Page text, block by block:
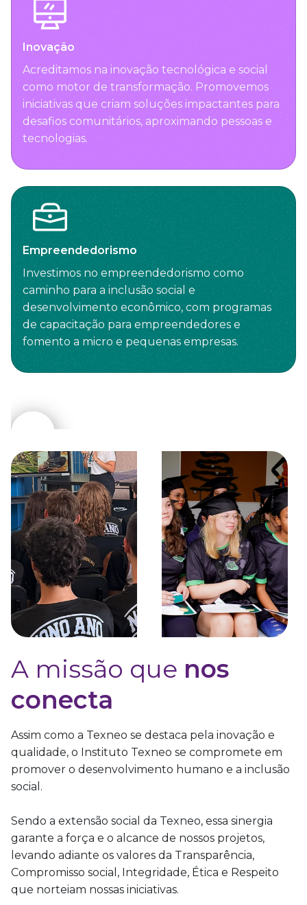
Inovação
Acreditamos na inovação tecnológica e social
como motor de transformação. Promovemos
iniciativas que criam soluções impactantes para
desafios comunitários, aproximando pessoas e
tecnologias.
Empreendedorismo
Investimos no empreendedorismo como
caminho para a inclusão social e
desenvolvimento econômico, com programas
de capacitação para empreendedores e
fomento a micro e pequenas empresas.
A missão que nos
conecta
Assim como a Texneo se destaca pela inovação e
qualidade, o Instituto Texneo se compromete em
promover o desenvolvimento humano e a inclusão
social.
Sendo a extensão social da Texneo, essa sinergia
garante a força e o alcance de nossos projetos,
levando adiante os valores da Transparência,
Compromisso social, Integridade, Ética e Respeito
que norteiam nossas iniciativas.